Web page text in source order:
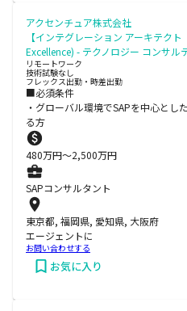
アクセンチュア株式会社
【インテグレーション アーキテク
Excellence) - テクノロジー コンサル
リモートワーク
技術試験なし
フレックス出勤・時差出勤
■必須条件
・グローバル環境でSAPを中心とし
る方
480万円〜2,500万円
SAPコンサルタント
東京都, 福岡県, 愛知県, 大阪府
エージェントに
お問い合わせする
お気に入り